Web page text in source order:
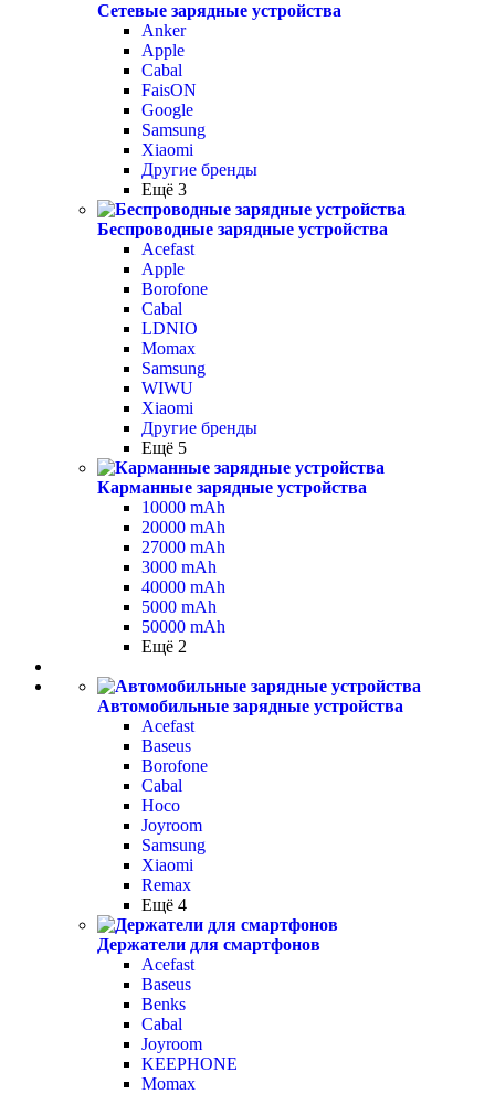
Сетевые зарядные устройства
Anker
Apple
Cabal
FaisON
Google
Samsung
Xiaomi
Другие бренды
Ещё 3
Беспроводные зарядные устройства
Acefast
Apple
Borofone
Cabal
LDNIO
Momax
Samsung
WIWU
Xiaomi
Другие бренды
Ещё 5
Карманные зарядные устройства
10000 mAh
20000 mAh
27000 mAh
3000 mAh
40000 mAh
5000 mAh
50000 mAh
Ещё 2
Автомобильные зарядные устройства
Acefast
Baseus
Borofone
Cabal
Hoco
Joyroom
Samsung
Xiaomi
Remax
Ещё 4
Держатели для смартфонов
Acefast
Baseus
Benks
Cabal
Joyroom
KEEPHONE
Momax